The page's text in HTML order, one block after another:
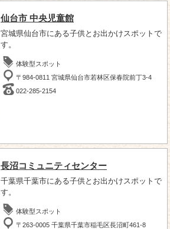
仙台市 中央児童館
宮城県仙台市にある子供とお出かけスポットで
す。
体験型スポット
〒984-0811 宮城県仙台市若林区保春院前丁3-4
022-285-2154
長沼コミュニティセンター
千葉県千葉市にある子供とお出かけスポットで
す。
体験型スポット
〒263-0005 千葉県千葉市稲毛区長沼町461-8